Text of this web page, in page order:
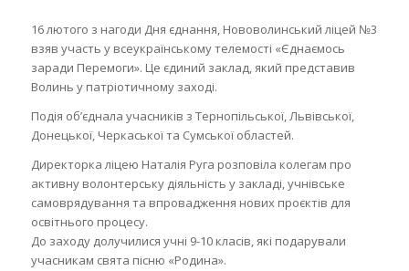
16 лютого з нагоди Дня єднання, Нововолинський ліцей №3
взяв участь у всеукраїнському телемості «Єднаємось
заради Перемоги». Це єдиний заклад, який представив
Волинь у патріотичному заході.
Подія об’єднала учасників з Тернопільської, Львівської,
Донецької, Черкаської та Сумської областей.
Директорка ліцею Наталія Руга розповіла колегам про
активну волонтерську діяльність у закладі, учнівське
самоврядування та впровадження нових проєктів для
освітнього процесу.
До заходу долучилися учні 9-10 класів, які подарували
учасникам свята пісню «Родина».